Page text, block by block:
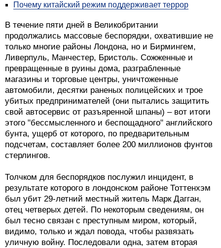
Почему китайский режим поддерживает террор
В течение пяти дней в Великобритании
продолжались массовые беспорядки, охватившие не
только многие районы Лондона, но и Бирмингем,
Ливерпуль, Манчестер, Бристоль. Сожженные и
превращенные в руины дома, разграбленные
магазины и торговые центры, уничтоженные
автомобили, десятки раненых полицейских и трое
убитых предпринимателей (они пытались защитить
свой автосервис от разъяренной шпаны) – вот итоги
этого "бессмысленного и беспощадного" английского
бунта, ущерб от которого, по предварительным
подсчетам, составляет более 200 миллионов фунтов
стерлингов.
Толчком для беспорядков послужил инцидент, в
результате которого в лондонском районе Тоттенхэм
был убит 29-летний местный житель Марк Дагган,
отец четверых детей. По некоторым сведениям, он
был тесно связан с преступным миром, который,
видимо, только и ждал повода, чтобы развязать
уличную войну. Последовали одна, затем вторая